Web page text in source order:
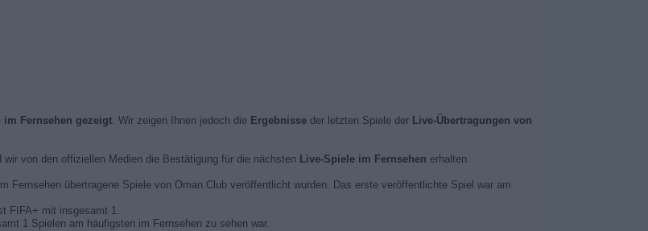
Fernsehen gezeigt. Wir zeigen Ihnen jedoch die Ergebnisseder letzten Spiele der Live-Übertragungen von
von den offiziellen Medien die Bestätigung für die nächsten Live-Spiele im Fernsehen erhalten.
übertragene Spiele von Oman Club veröffentlicht wurden. Das erste veröffentlichte Spiel war am
FIFA+ mit insgesamt 1.
1 Spielen am häufigsten im Fernsehen zu sehen war.